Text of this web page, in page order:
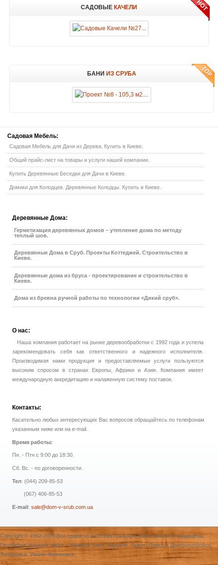
САДОВЫЕ КАЧЕЛИ
БАНИ ИЗ СРУБА
Садовая Мебель:
Садовая Мебель для Дачи из Дерева. Купить в Киеве.
Общий прайс-лист на товары и услуги нашей компании.
Купить Деревянные Беседки для Дачи в Киеве.
Домики для Колодцев. Деревянные Колодцы. Купить в Киеве.
Деревянные Дома:
Герметизация деревянных домов – утепление дома по методу
теплый шов.
Деревянные Дома в Сруб. Проекты Коттеджей. Строительство в
Киеве.
Деревянные дома из бруса - проектирование и строительство в
Киеве.
Дома из бревна ручной работы по технологии «Дикий сруб».
О нас:
Наша компания работает на рынке деревообработки с 1992 года и успела
зарекомендовать себя как ответственного и надежного исполнителя.
Производимая нами продукция и предоставляемые услуги пользуются
высоким спросом в странах Европы, Африки и Азии. Компания имеет
международную аккредитацию и налаженную систему поставок.
Контакты:
Касательно любых интересующих Вас вопросов обращайтесь по телефонам
указанным ниже или на e-mail.
Время работы:
Пн. - Птн.с 9:00 до 18:30.
Сб. Вс. - по договоренности.
Тел: (044) 209-85-53
(067) 406-85-53
E-mail: sale@dom-v-srub.com.ua
Copyright © 1992-2016 Все права на интеллектуальную собственность защищены.
География текущих работ - Украина: Киев, Харьков, Львов, Одесса, Днепропетровск,
Запорожье, Ивано-Франковск.